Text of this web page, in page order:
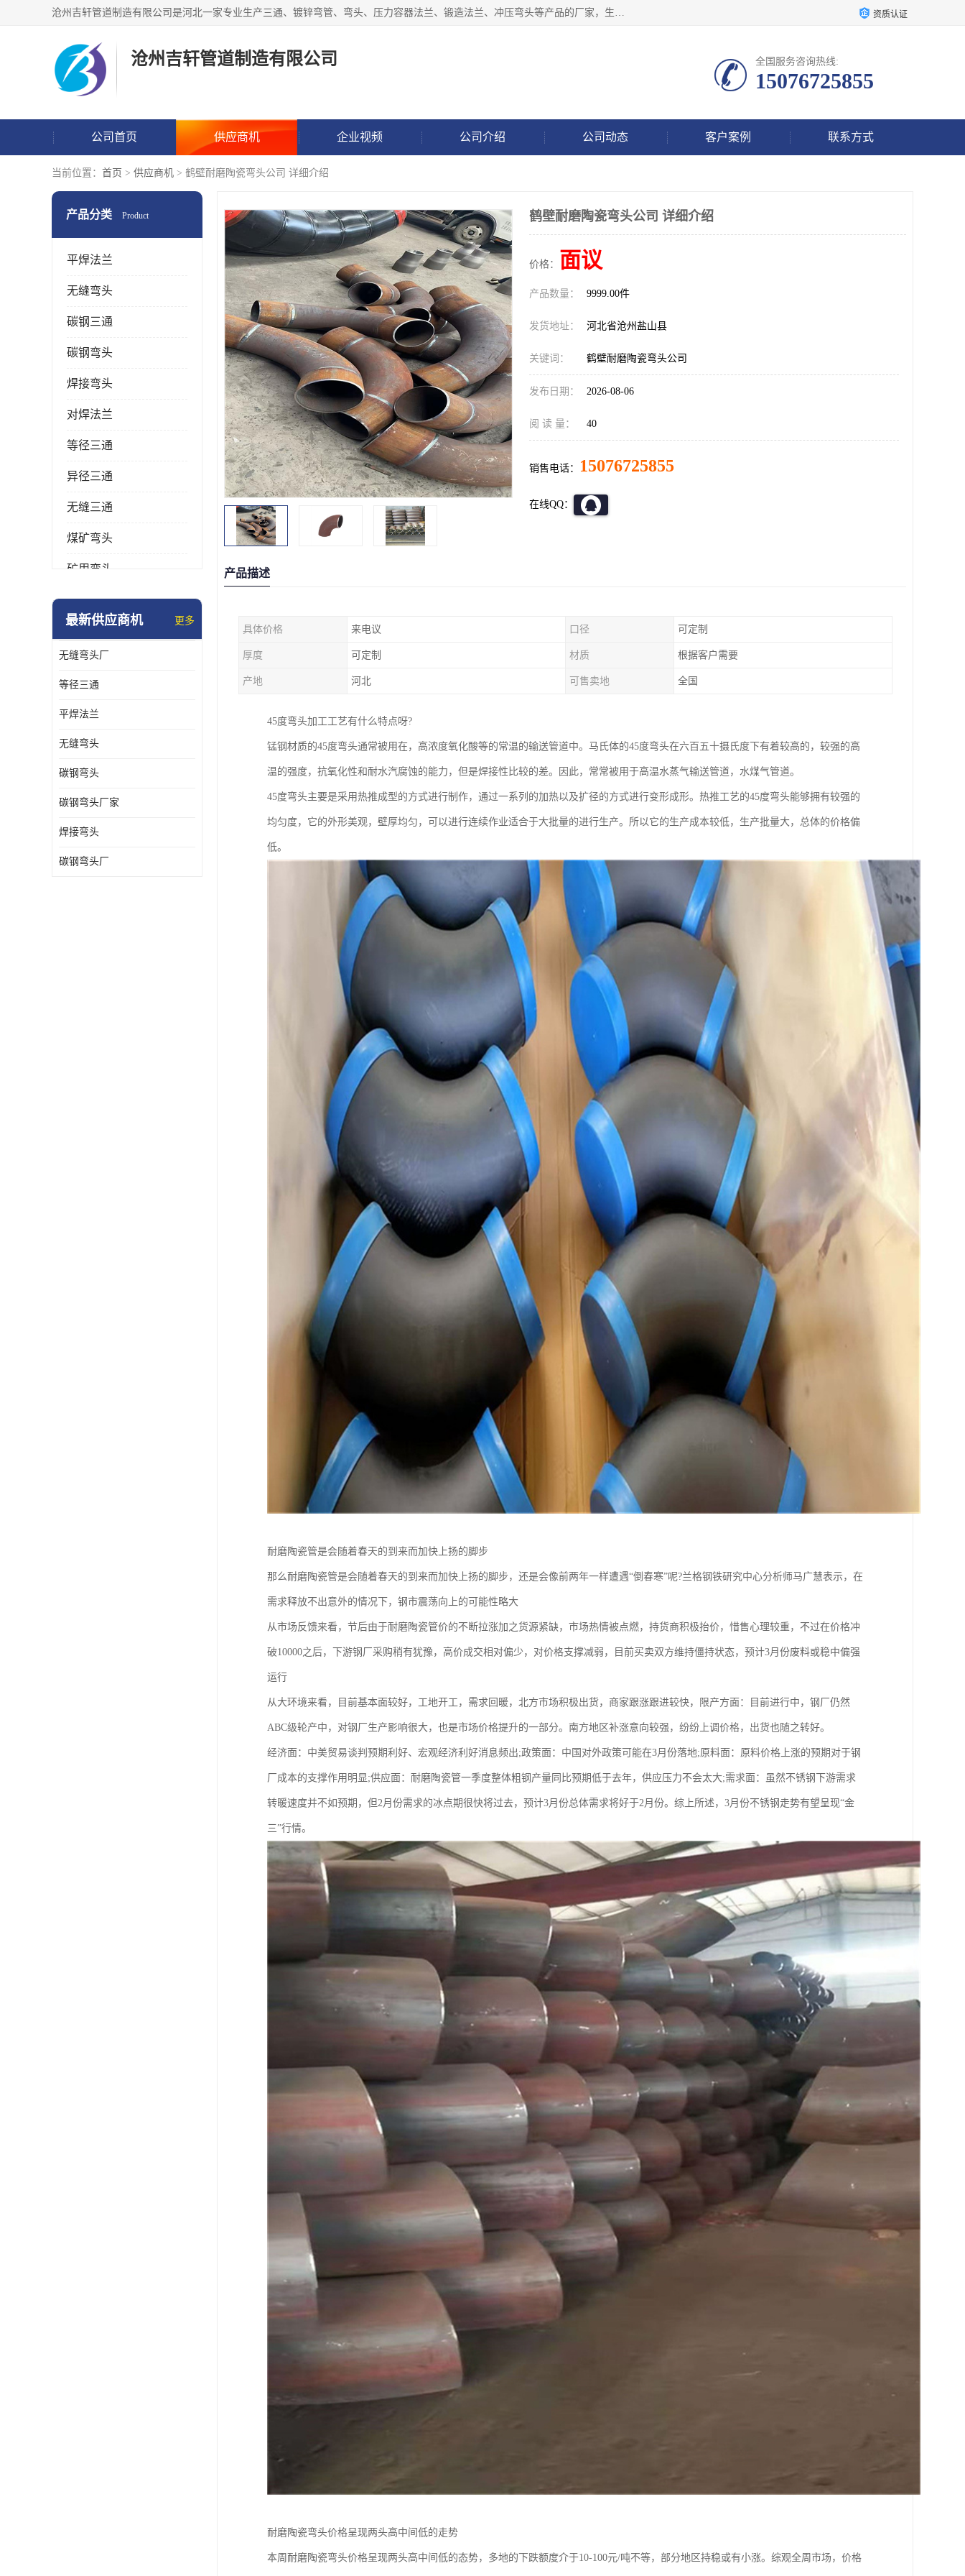
沧州吉轩管道制造有限公司是河北一家专业生产三通、镀锌弯管、弯头、压力容器法兰、锻造法兰、冲压弯头等产品的厂家，生产设备精良，工艺先进，产品规格齐全，售后服务健全。 资质认证
沧州吉轩管道制造有限公司 全国服务咨询热线:
15076725855
公司首页 供应商机 企业视频 公司介绍 公司动态 客户案例 联系方式
当前位置： 首页 > 供应商机 > 鹤壁耐磨陶瓷弯头公司 详细介绍
产品分类 Product
平焊法兰
无缝弯头
碳钢三通
碳钢弯头
焊接弯头
对焊法兰
等径三通
异径三通
无缝三通
煤矿弯头
矿用弯头
冲压弯头
热压弯头
镀锌弯头
最新供应商机 更多
无缝弯头厂
等径三通
平焊法兰
无缝弯头
碳钢弯头
碳钢弯头厂家
焊接弯头
碳钢弯头厂
鹤壁耐磨陶瓷弯头公司 详细介绍
价格： 面议
产品数量： 9999.00件
发货地址： 河北省沧州盐山县
关键词： 鹤壁耐磨陶瓷弯头公司
发布日期： 2026-08-06
阅 读 量： 40
销售电话： 15076725855
在线QQ：
产品描述
具体价格 来电议 口径 可定制
厚度 可定制 材质 根据客户需要
产地 河北 可售卖地 全国
45度弯头加工工艺有什么特点呀?
锰钢材质的45度弯头通常被用在，高浓度氧化酸等的常温的输送管道中。马氏体的45度弯头在六百五十摄氏度下有着较高的，较强的高
温的强度，抗氧化性和耐水汽腐蚀的能力，但是焊接性比较的差。因此，常常被用于高温水蒸气输送管道，水煤气管道。
45度弯头主要是采用热推成型的方式进行制作，通过一系列的加热以及扩径的方式进行变形成形。热推工艺的45度弯头能够拥有较强的
均匀度，它的外形美观，壁厚均匀，可以进行连续作业适合于大批量的进行生产。所以它的生产成本较低，生产批量大，总体的价格偏
低。
耐磨陶瓷管是会随着春天的到来而加快上扬的脚步
那么耐磨陶瓷管是会随着春天的到来而加快上扬的脚步，还是会像前两年一样遭遇“倒春寒”呢?兰格钢铁研究中心分析师马广慧表示，在
需求释放不出意外的情况下，钢市震荡向上的可能性略大
从市场反馈来看，节后由于耐磨陶瓷管价的不断拉涨加之货源紧缺，市场热情被点燃，持货商积极抬价，惜售心理较重，不过在价格冲
破10000之后，下游钢厂采购稍有犹豫，高价成交相对偏少，对价格支撑减弱，目前买卖双方维持僵持状态，预计3月份废料或稳中偏强
运行
从大环境来看，目前基本面较好，工地开工，需求回暖，北方市场积极出货，商家跟涨跟进较快，限产方面：目前进行中，钢厂仍然
ABC级轮产中，对钢厂生产影响很大，也是市场价格提升的一部分。南方地区补涨意向较强，纷纷上调价格，出货也随之转好。
经济面：中美贸易谈判预期利好、宏观经济利好消息频出;政策面：中国对外政策可能在3月份落地;原料面：原料价格上涨的预期对于钢
厂成本的支撑作用明显;供应面：耐磨陶瓷管一季度整体粗钢产量同比预期低于去年，供应压力不会太大;需求面：虽然不锈钢下游需求
转暖速度并不如预期，但2月份需求的冰点期很快将过去，预计3月份总体需求将好于2月份。综上所述，3月份不锈钢走势有望呈现“金
三”行情。
耐磨陶瓷弯头价格呈现两头高中间低的走势
本周耐磨陶瓷弯头价格呈现两头高中间低的态势，多地的下跌额度介于10-100元/吨不等，部分地区持稳或有小涨。综观全周市场，价格